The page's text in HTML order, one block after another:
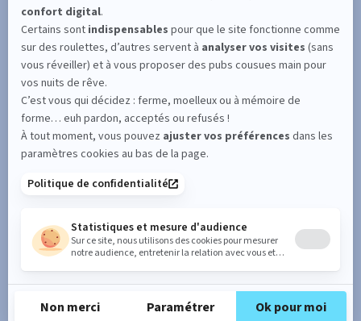
SUIVEZ L'ACTUALITÉ DE MERINOS !
Entrez votre adresse email
S'inscrire
En cochant cette case, vous confirmez avoir plus de 16 ans et
acceptez de recevoir notre Newsletter incluant des informations
concernant les offres, services, produits ou évènements de Bultex
conformément à
notre politique de protection des données personnelles.
PRODUIT